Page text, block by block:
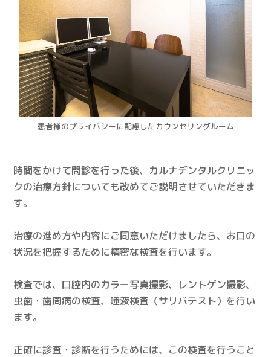
患者様のプライバシーに配慮したカウンセリングルーム
時間をかけて問診を行った後、カルナデンタルクリニッ
クの治療方針についても改めてご説明させていただきま
す。
治療の進め方や内容にご同意いただけましたら、お口の
状況を把握するために精密な検査を行います。
検査では、口腔内のカラー写真撮影、レントゲン撮影、
虫歯・歯周病の検査、唾液検査（サリバテスト）を行い
ます。
正確に診査・診断を行うためには、この検査を行うこと